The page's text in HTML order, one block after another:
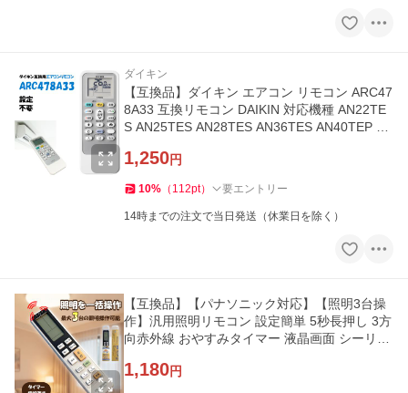
ダイキン
【互換品】ダイキン エアコン リモコン ARC47
8A33 互換リモコン DAIKIN 対応機種 AN22TE
S AN25TES AN28TES AN36TES AN40TEP 他
1,250円
10% （ 112pt） 要エントリー
14時までの注文で当日発送（休業日を除く）
【互換品】【パナソニック対応】【照明3台操
作】汎用照明リモコン 設定簡単 5秒長押し 3方
向赤外線 おやすみタイマー 液晶画面 シーリン
1,180円